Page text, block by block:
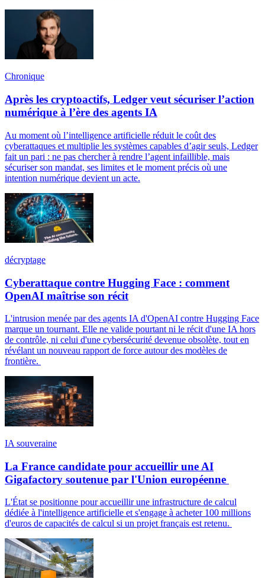
Chronique
Après les cryptoactifs, Ledger veut sécuriser l’action
numérique à l’ère des agents IA
Au moment où l’intelligence artificielle réduit le coût des
cyberattaques et multiplie les systèmes capables d’agir seuls, Ledger
fait un pari : ne pas chercher à rendre l’agent infaillible, mais
sécuriser son mandat, ses limites et le moment précis où une
intention numérique devient un acte.
décryptage
Cyberattaque contre Hugging Face : comment
OpenAI maîtrise son récit
L'intrusion menée par des agents IA d'OpenAI contre Hugging Face
marque un tournant. Elle ne valide pourtant ni le récit d'une IA hors
de contrôle, ni celui d'une cybersécurité devenue obsolète, tout en
révélant un nouveau rapport de force autour des modèles de
frontière.
IA souveraine
La France candidate pour accueillir une AI
Gigafactory soutenue par l'Union européenne
L'État se positionne pour accueillir une infrastructure de calcul
dédiée à l'intelligence artificielle et s'engage à acheter 100 millions
d'euros de capacités de calcul si un projet français est retenu.